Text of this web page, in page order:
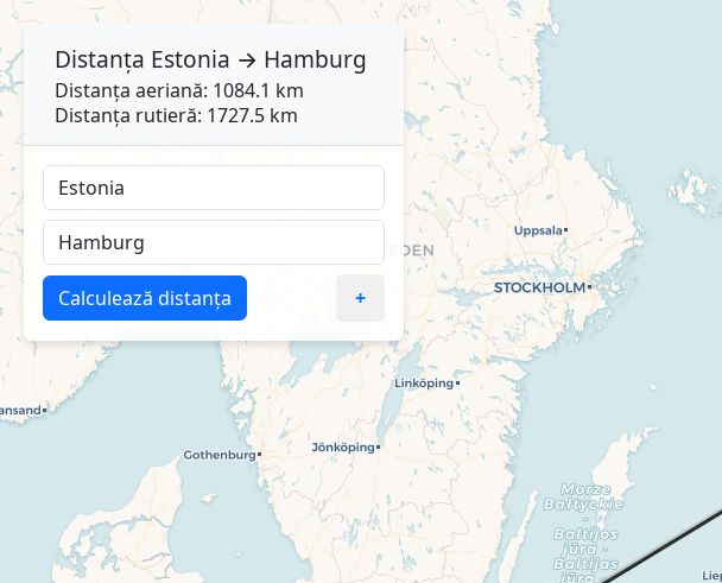
Distanța Estonia → Hamburg
Distanța aeriană: 1084.1 km
Distanța rutieră: 1727.5 km
Calculează distanța +